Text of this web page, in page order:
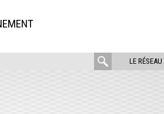
LE
rechercher
: